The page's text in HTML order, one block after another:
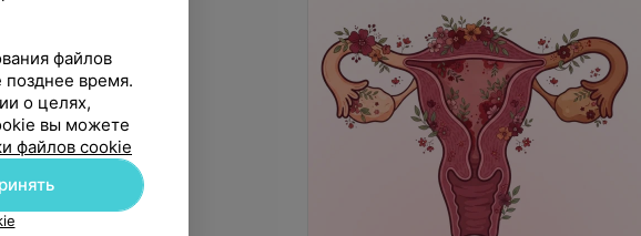
файлов
позднее время.
о целях,
вы можете
файлов cookie